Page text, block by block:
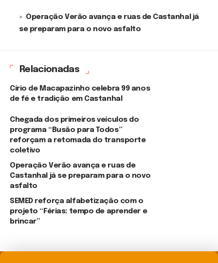
Operação Verão avança e ruas de Castanhal já
se preparam para o novo asfalto
Relacionadas
Círio de Macapazinho celebra 99 anos
de fé e tradição em Castanhal
Chegada dos primeiros veículos do
programa “Busão para Todos”
reforçam a retomada do transporte
coletivo
Operação Verão avança e ruas de
Castanhal já se preparam para o novo
asfalto
SEMED reforça alfabetização com o
projeto “Férias: tempo de aprender e
brincar”